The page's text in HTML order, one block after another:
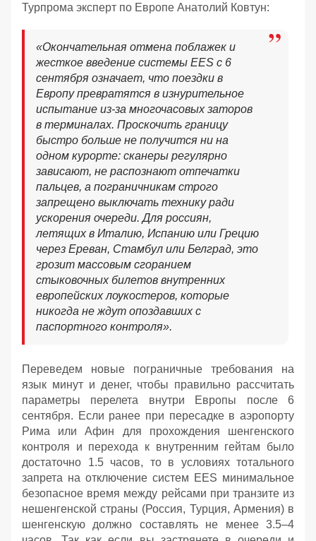
Турпрома эксперт по Европе Анатолий Ковтун:
«Окончательная отмена поблажек и
жесткое введение системы EES с 6
сентября означает, что поездки в
Европу превратятся в изнурительное
испытание из-за многочасовых заторов
в терминалах. Проскочить границу
быстро больше не получится ни на
одном курорте: сканеры регулярно
зависают, не распознают отпечатки
пальцев, а пограничникам строго
запрещено выключать технику ради
ускорения очереди. Для россиян,
летящих в Италию, Испанию или Грецию
через Ереван, Стамбул или Белград, это
грозит массовым сгоранием
стыковочных билетов внутренних
европейских лоукостеров, которые
никогда не ждут опоздавших с
паспортного контроля».
Переведем новые пограничные требования на
язык минут и денег, чтобы правильно рассчитать
параметры перелета внутри Европы после 6
сентября. Если ранее при пересадке в аэропорту
Рима или Афин для прохождения шенгенского
контроля и перехода к внутренним гейтам было
достаточно 1.5 часов, то в условиях тотального
запрета на отключение систем EES минимальное
безопасное время между рейсами при транзите из
нешенгенской страны (Россия, Турция, Армения) в
шенгенскую должно составлять не менее 3.5–4